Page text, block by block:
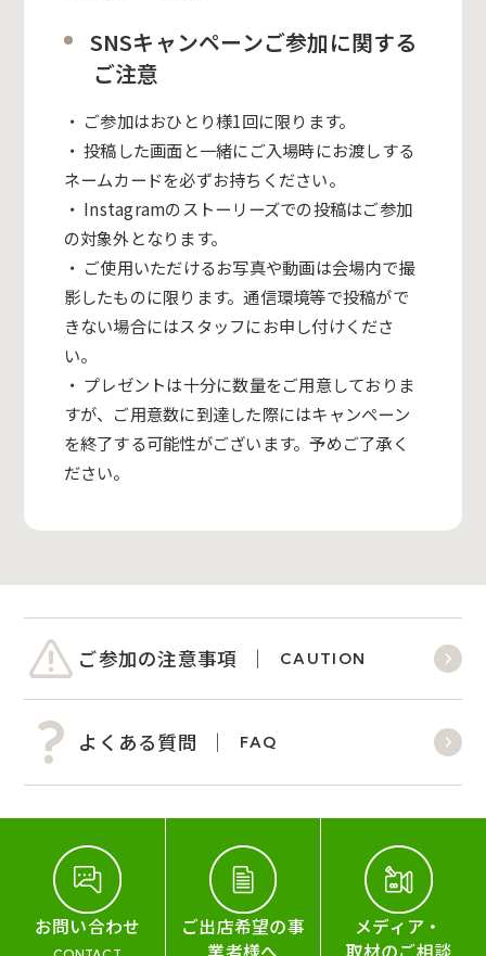
SNSキャンペーンご参加に関する
ご注意
・ ご参加はおひとり様1回に限ります。
・ 投稿した画面と一緒にご入場時にお渡しする
ネームカードを必ずお持ちください。
・ Instagramのストーリーズでの投稿はご参加
の対象外となります。
・ ご使用いただけるお写真や動画は会場内で撮
影したものに限ります。通信環境等で投稿がで
きない場合にはスタッフにお申し付けくださ
い。
・ プレゼントは十分に数量をご用意しておりま
すが、ご用意数に到達した際にはキャンペーン
を終了する可能性がございます。予めご了承く
ださい。
ご参加の注意事項 CAUTION
よくある質問 FAQ
お問い合わせ
ご出店希望の事
メディア・